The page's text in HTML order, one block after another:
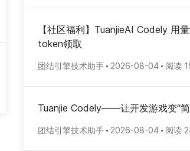
【社区福利】TuanjieAI Codely 用
token领取
团结引擎技术助手 2026-08-04 阅读
Tuanjie Codely——让开发游戏变“简
团结引擎技术助手 2026-08-04 阅读